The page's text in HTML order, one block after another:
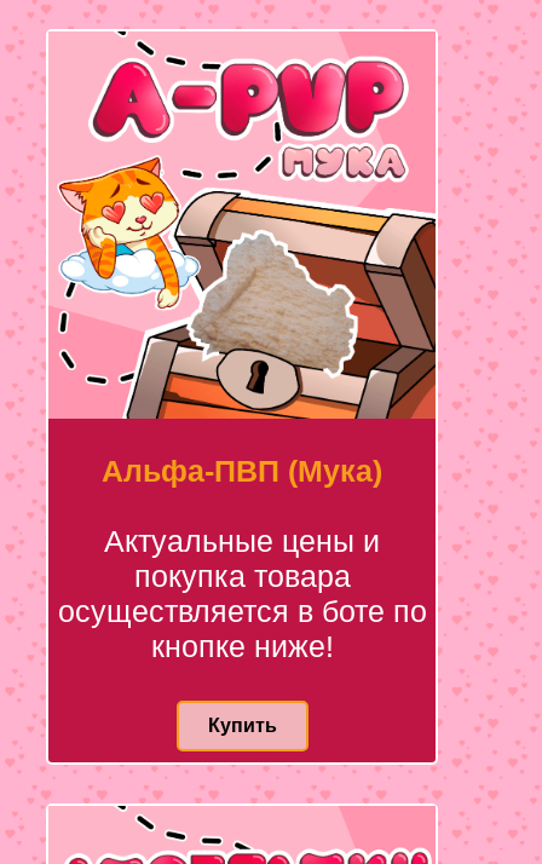
Альфа-ПВП (Мука)
Актуальные цены и
покупка товара
осуществляется в боте по
кнопке ниже!
Купить